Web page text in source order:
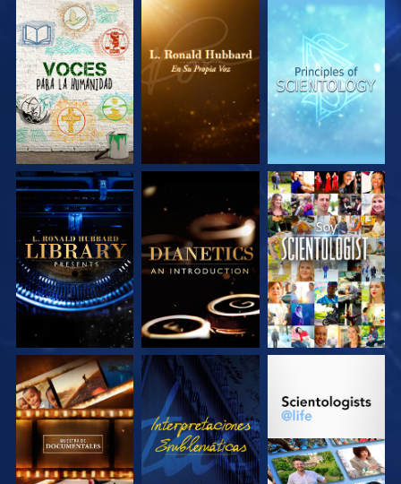
EXPLORA LAS
SERIES
EXPLORA LAS
SERIES
EXPLORA LAS
SERIES
EXPLORA LAS
SERIES
EXPLORA LAS
SERIES
VE
EXPLORA LAS
SERIES
VE
EXPLORA LAS